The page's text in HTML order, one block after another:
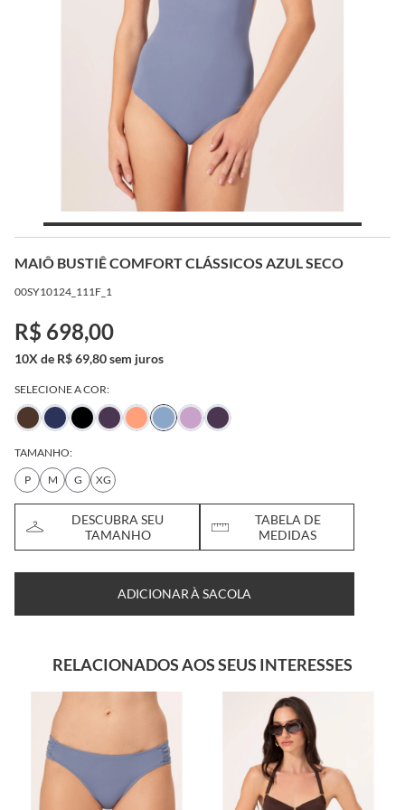
MAIÔ BUSTIÊ COMFORT CLÁSSICOS AZUL SECO
00SY10124_111F_1
R$ 698,00
10X de R$ 69,80 sem juros
SELECIONE A COR:
TAMANHO:
P
M G XG
DESCUBRA SEU
TAMANHO
TABELA DE
MEDIDAS
ADICIONAR À SACOLA
RELACIONADOS AOS SEUS INTERESSES